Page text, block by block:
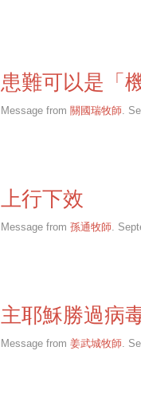
患難可以是「
Message from 關國瑞牧師 .
上行下效
Message from 孫通牧師 .
主耶穌勝過病
Message from 姜武城牧師 .